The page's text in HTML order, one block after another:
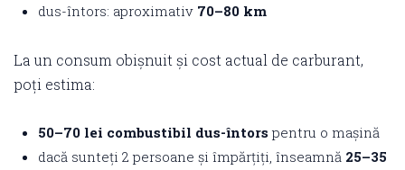
dus-întors: aproximativ 70–80 km
La un consum obișnuit și cost actual de carburant,
poți estima:
50–70 lei combustibil dus-întors pentru o mașină
dacă sunteți 2 persoane și împărțiți, înseamnă 25–35